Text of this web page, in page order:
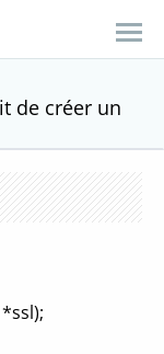
de créer un
*ssl);